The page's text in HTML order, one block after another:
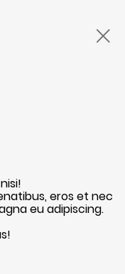
eros et nec
eu adipiscing.